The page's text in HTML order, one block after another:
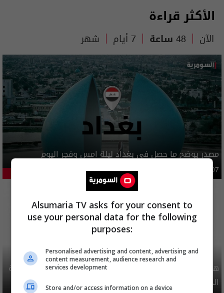
الأكثر قراءة
الآن 48 ساعة 7 أيام شهر
مصدر يوضح ما حصل في بغداد ليلة امس وفجر اليوم
47.09% 03:02 | 2026-08-07
هيئة الحج تصدر قرارا يخص "لم الشمل" وتعديل استمارة قرعة
الحج
Alsumaria TV asks for your consent to
use your personal data for the following
purposes:
Personalised advertising and content, advertising and
content measurement, audience research and
services development
Store and/or access information on a device